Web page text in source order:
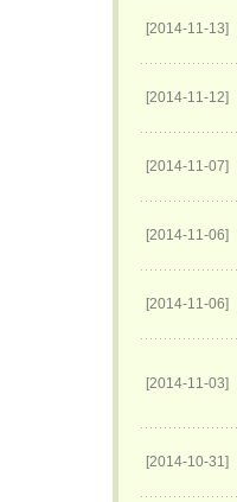
[2014-11-13]
[2014-11-12]
[2014-11-07]
[2014-11-06]
[2014-11-06]
[2014-11-03]
[2014-10-31]